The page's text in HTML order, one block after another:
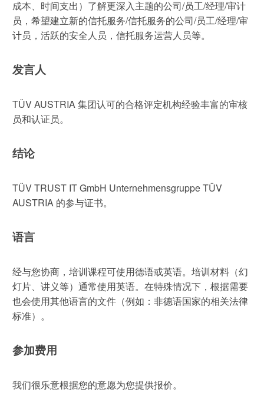
成本、时间支出）了解更深入主题的公司/员工/经理/审计
员，希望建立新的信托服务/信托服务的公司/员工/经理/审
计员，活跃的安全人员，信托服务运营人员等。
发言人
TÜV AUSTRIA 集团认可的合格评定机构经验丰富的审核
员和认证员。
结论
TÜV TRUST IT GmbH Unternehmensgruppe TÜV
AUSTRIA 的参与证书。
语言
经与您协商，培训课程可使用德语或英语。培训材料（幻
灯片、讲义等）通常使用英语。在特殊情况下，根据需要
也会使用其他语言的文件（例如：非德语国家的相关法律
标准）。
参加费用
我们很乐意根据您的意愿为您提供报价。